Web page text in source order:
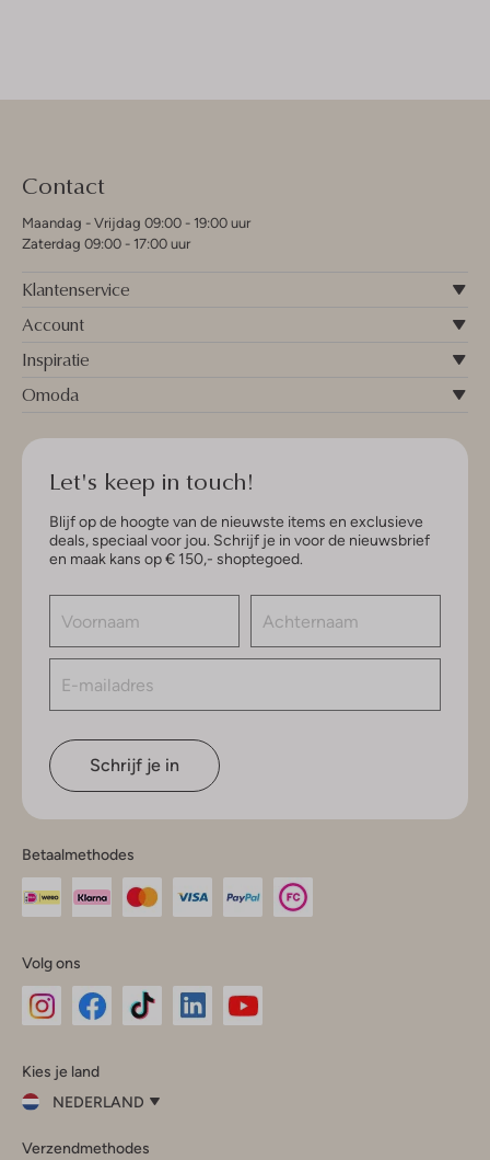
Contact
Maandag - Vrijdag 09:00 - 19:00 uur
Zaterdag 09:00 - 17:00 uur
Klantenservice
Account
Inspiratie
Omoda
Let's keep in touch!
Blijf op de hoogte van de nieuwste items en exclusieve
deals, speciaal voor jou. Schrijf je in voor de nieuwsbrief
en maak kans op € 150,- shoptegoed.
Schrijf je in
Betaalmethodes
Volg ons
InstagramFacebook
Kies je land
NEDERLAND
je
Verzendmethodes